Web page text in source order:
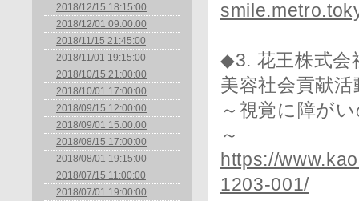
2018/12/15 18:15:00
2018/12/01 09:00:00
2018/11/15 21:45:00
2018/11/01 19:15:00
2018/10/15 21:00:00
2018/10/01 17:00:00
2018/09/15 12:00:00
2018/09/01 15:00:00
2018/08/15 17:00:00
2018/08/01 19:15:00
2018/07/15 11:00:00
2018/07/01 19:00:00
◆3. 花王株式会
美容社会貢献
～視覚に障が
～
https://
1203-001/